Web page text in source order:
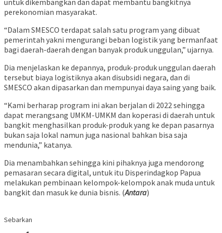
untuk dikembangkan dan dapat membantu bangkitnya
perekonomian masyarakat.
“Dalam SMESCO terdapat salah satu program yang dibuat
pemerintah yakni mengurangi beban logistik yang bermanfaat
bagi daerah-daerah dengan banyak produk unggulan,” ujarnya.
Dia menjelaskan ke depannya, produk-produk unggulan daerah
tersebut biaya logistiknya akan disubsidi negara, dan di
SMESCO akan dipasarkan dan mempunyai daya saing yang baik.
“Kami berharap program ini akan berjalan di 2022 sehingga
dapat merangsang UMKM-UMKM dan koperasi di daerah untuk
bangkit menghasilkan produk-produk yang ke depan pasarnya
bukan saja lokal namun juga nasional bahkan bisa saja
mendunia,” katanya.
Dia menambahkan sehingga kini pihaknya juga mendorong
pemasaran secara digital, untuk itu Disperindagkop Papua
melakukan pembinaan kelompok-kelompok anak muda untuk
bangkit dan masuk ke dunia bisnis. (Antara)
Sebarkan